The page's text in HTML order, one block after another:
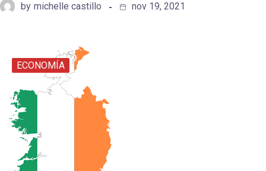
by michelle castillo nov 19, 2021
ECONOMÍA